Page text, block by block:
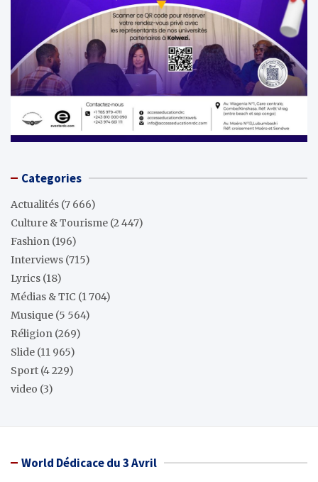
Categories
Actualités (7 666)
Culture & Tourisme (2 447)
Fashion (196)
Interviews (715)
Lyrics (18)
Médias & TIC (1 704)
Musique (5 564)
Réligion (269)
Slide (11 965)
Sport (4 229)
video (3)
World Dédicace du 3 Avril